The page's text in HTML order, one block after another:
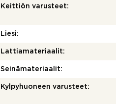
Keittiön varusteet:
Liesi:
Lattiamateriaalit:
Seinämateriaalit:
Kylpyhuoneen varusteet: